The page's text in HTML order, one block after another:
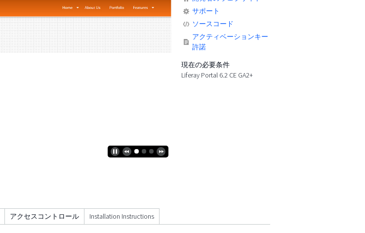
サポート
ソースコード
アクティベーションキー
許諾
現在の必要条件
Liferay Portal 6.2 CE GA2+
アクセスコントロール Installation Instructions